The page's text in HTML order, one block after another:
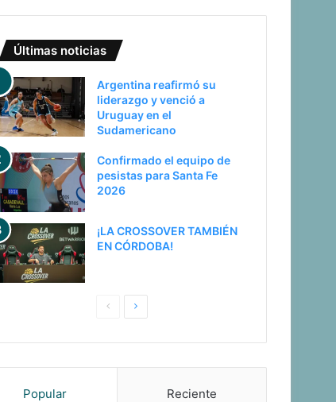
Últimas noticias
Argentina reafirmó su
liderazgo y venció a
Uruguay en el
Sudamericano
Confirmado el equipo de
pesistas para Santa Fe
2026
¡LA CROSSOVER TAMBIÉN
EN CÓRDOBA!
PaginaSiguiente
Popular Reciente